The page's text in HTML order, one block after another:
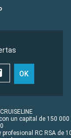
OK
un capital de 150 000
RC RSA de